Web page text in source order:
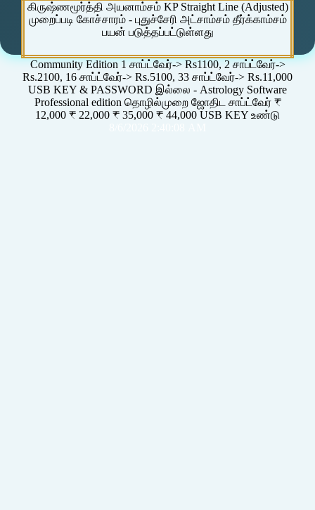
கிருஷ்ணமூர்த்தி அயனாம்சம் KP Straight Line (Adjusted)
முறைப்படி கோச்சாரம் - புதுச்சேரி அட்சாம்சம் தீர்க்காம்சம்
பயன் படுத்தப்பட்டுள்ளது
Community Edition 1 சாப்ட்வேர்-> Rs1100, 2 சாப்ட்வேர்->
Rs.2100, 16 சாப்ட்வேர்-> Rs.5100, 33 சாப்ட்வேர்-> Rs.11,000
USB KEY & PASSWORD இல்லை - Astrology Software
Professional edition தொழில்முறை ஜோதிட சாப்ட்வேர் ₹
12,000 ₹ 22,000 ₹ 35,000 ₹ 44,000 USB KEY உண்டு